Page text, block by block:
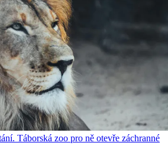
Táborská zoo pro ně otevře záchranné